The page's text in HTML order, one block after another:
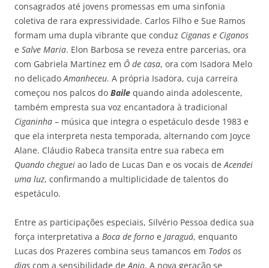
consagrados até jovens promessas em uma sinfonia
coletiva de rara expressividade. Carlos Filho e Sue Ramos
formam uma dupla vibrante que conduz Ciganas e Ciganos
e Salve Maria. Elon Barbosa se reveza entre parcerias, ora
com Gabriela Martinez em Ô de casa, ora com Isadora Melo
no delicadoAmanheceu. A própria Isadora, cuja carreira
começou nos palcos do Baile quando ainda adolescente,
também empresta sua voz encantadora à tradicional
Ciganinha – música que integra o espetáculo desde 1983 e
que ela interpreta nesta temporada, alternando com Joyce
Alane. Cláudio Rabeca transita entre sua rabeca em
Quando cheguei ao lado de Lucas Dan e os vocais deAcendei
uma luz, confirmando a multiplicidade de talentos do
espetáculo.
Entre as participações especiais, Silvério Pessoa dedica sua
força interpretativa a Boca de forno e Jaraguá, enquanto
Lucas dos Prazeres combina seus tamancos em Todos os
dias com a sensibilidade deAnjo. A nova geração se